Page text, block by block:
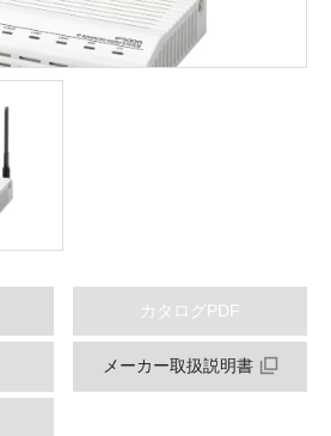
カタログPDF
メーカー取扱説明書